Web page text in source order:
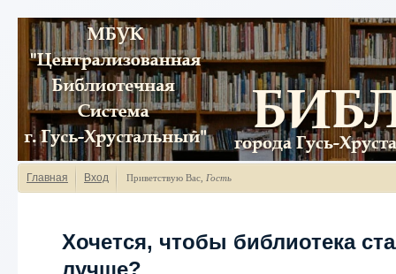
Главная Вход Приветствую Вас Гость
Хочется, чтобы библиотека
лучше?